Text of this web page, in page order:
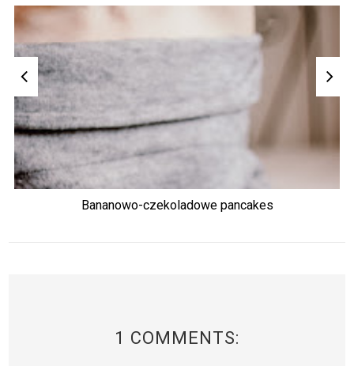
Bananowo-czekoladowe pancakes
1 COMMENTS: